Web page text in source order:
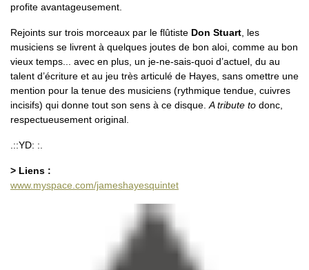
profite avantageusement.
Rejoints sur trois morceaux par le flûtiste Don Stuart , les
musiciens se livrent à quelques joutes de bon aloi, comme au bon
vieux temps... avec en plus, un je-ne-sais-quoi d’actuel, du au
talent d’écriture et au jeu très articulé de Hayes, sans omettre une
mention pour la tenue des musiciens (rythmique tendue, cuivres
incisifs) qui donne tout son sens à ce disque. A tribute to donc,
respectueusement original.
.::YD: :.
> Liens :
www.myspace.com/jameshayesquintet